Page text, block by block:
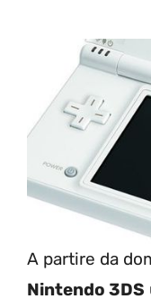
A partire da
Nintendo 3DS